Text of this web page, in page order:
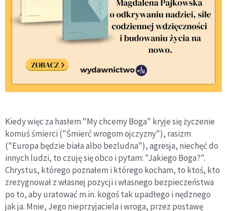
Kiedy więc za hasłem "My chcemy Boga" kryje się życzenie
komuś śmierci ("Śmierć wrogom ojczyzny"), rasizm
("Europa będzie biała albo bezludna"), agresja, niechęć do
innych ludzi, to czuję się obco i pytam: "Jakiego Boga?".
Chrystus, którego poznałem i którego kocham, to ktoś, kto
zrezygnował z własnej pozycji i własnego bezpieczeństwa
po to, aby uratować m.in. kogoś tak upadłego i nędznego
jak ja. Mnie, Jego nieprzyjaciela i wroga, przez postawę